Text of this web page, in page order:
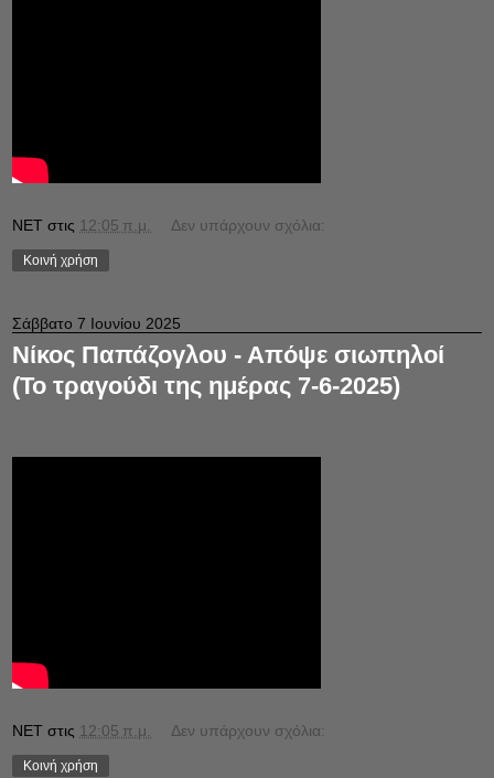
NET στις 12:05 π.μ. Δεν υπάρχουν σχόλια:
Κοινή χρήση
Σάββατο 7 Ιουνίου 2025
Νίκος Παπάζογλου - Απόψε σιωπηλοί
(Το τραγούδι της ημέρας 7-6-2025)
NET στις 12:05 π.μ. Δεν υπάρχουν σχόλια:
Κοινή χρήση